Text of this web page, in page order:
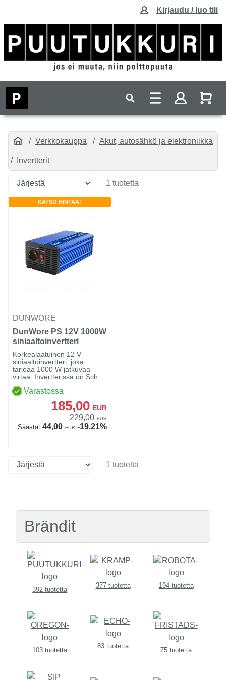
Kirjaudu / luo tili
Verkkokauppa Akut, autosähkö ja elektroniikka
Invertterit
1 tuotetta
KATSO HINTAA!
DUNWORE
DunWore PS 12V 1000W
siniaaltoinvertteri
Korkealaatuinen 12 V
siniaaltoinvertteri, joka
tarjoaa 1000 W jatkuvaa
virtaa. Invertterissä on Sch...
Varastossa
185,00 EUR
229,00 EUR
Säästät44,00 EUR -19.21%
1 tuotetta
Brändit
392 tuotetta
377 tuotetta 194 tuotetta
103 tuotetta
83 tuotetta
75 tuotetta